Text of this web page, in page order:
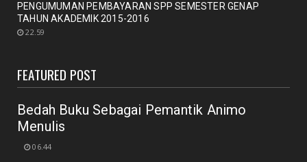
Mengobrol cara baru "New Library"
September 12, 2020
PENGUMUMAN PEMBAYARAN SPP SEMESTER GENAP
TAHUN AKADEMIK 2015-2016
22.59
FEATURED POST
Bedah Buku Sebagai Pemantik Animo
Menulis
06.44